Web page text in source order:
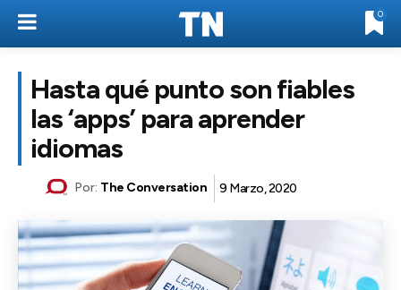
0
Hasta qué punto son fiables
las ‘apps’ para aprender
idiomas
Por: The Conversation 9 Marzo, 2020